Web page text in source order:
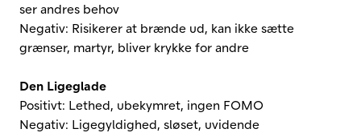
ser andres behov
Negativ: Risikerer at brænde ud, kan ikke sætte
grænser, martyr, bliver krykke for andre
Den Ligeglade
Positivt: Lethed, ubekymret, ingen FOMO
Negativ: Ligegyldighed, sløset, uvidende